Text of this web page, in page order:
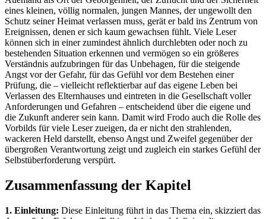
eines kleinen, völlig normalen, jungen Mannes, der ungewollt den
Schutz seiner Heimat verlassen muss, gerät er bald ins Zentrum von
Ereignissen, denen er sich kaum gewachsen fühlt. Viele Leser
können sich in einer zumindest ähnlich durchlebten oder noch zu
bestehenden Situation erkennen und vermögen so ein größeres
Verständnis aufzubringen für das Unbehagen, für die steigende
Angst vor der Gefahr, für das Gefühl vor dem Bestehen einer
Prüfung, die – vielleicht reflektierbar auf das eigene Leben bei
Verlassen des Elternhauses und eintreten in die Gesellschaft voller
Anforderungen und Gefahren – entscheidend über die eigene und
die Zukunft anderer sein kann. Damit wird Frodo auch die Rolle des
Vorbilds für viele Leser zueigen, da er nicht den strahlenden,
wackeren Held darstellt, ebenso Angst und Zweifel gegenüber der
übergroßen Verantwortung zeigt und zugleich ein starkes Gefühl der
Selbstüberforderung verspürt.
Zusammenfassung der Kapitel
1. Einleitung: Diese Einleitung führt in das Thema ein, skizziert das